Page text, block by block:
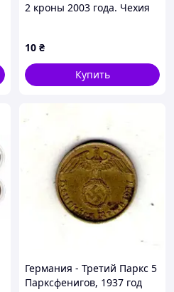
2 кроны 2003 года. Чехия
10 ₴
Купить
Германия - Третий Паркс 5
Парксфенигов, 1937 год